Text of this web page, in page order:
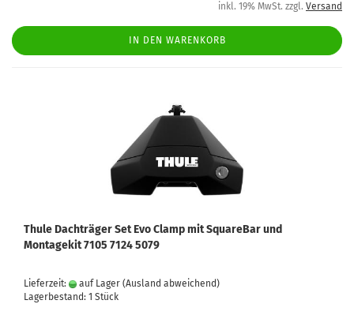
inkl. 19% MwSt. zzgl. Versand
IN DEN WARENKORB
Thule Dachträger Set Evo Clamp mit SquareBar und
Montagekit 7105 7124 5079
Lieferzeit: auf Lager (Ausland abweichend)
Lagerbestand: 1 Stück